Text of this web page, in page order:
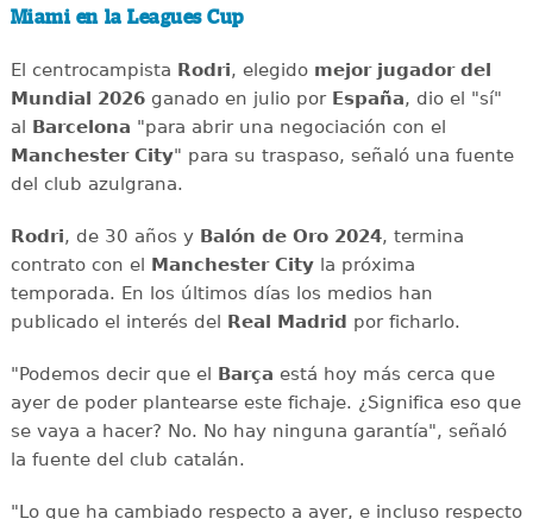
Miami en la Leagues Cup
El centrocampista Rodri, elegido mejor jugador del
Mundial 2026ganado en julio por España, dio el "sí"
al Barcelona "para abrir una negociación con el
Manchester City" para su traspaso, señaló una fuente
del club azulgrana.
Rodri, de 30 años y Balón de Oro 2024, termina
contrato con el Manchester Cityla próxima
temporada. En los últimos días los medios han
publicado el interés del Real Madrid por ficharlo.
"Podemos decir que el Barça está hoy más cerca que
ayer de poder plantearse este fichaje. ¿Significa eso que
se vaya a hacer? No. No hay ninguna garantía", señaló
la fuente del club catalán.
"Lo que ha cambiado respecto a ayer, e incluso respecto